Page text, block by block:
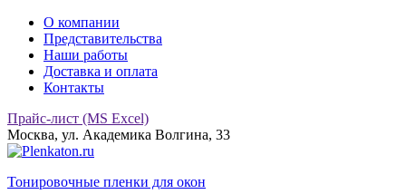
О компании
Представительства
Наши работы
Доставка и оплата
Контакты
Прайс-лист (MS Excel)
Москва, ул. Академика Волгина, 33
Тонировочные пленки для окон